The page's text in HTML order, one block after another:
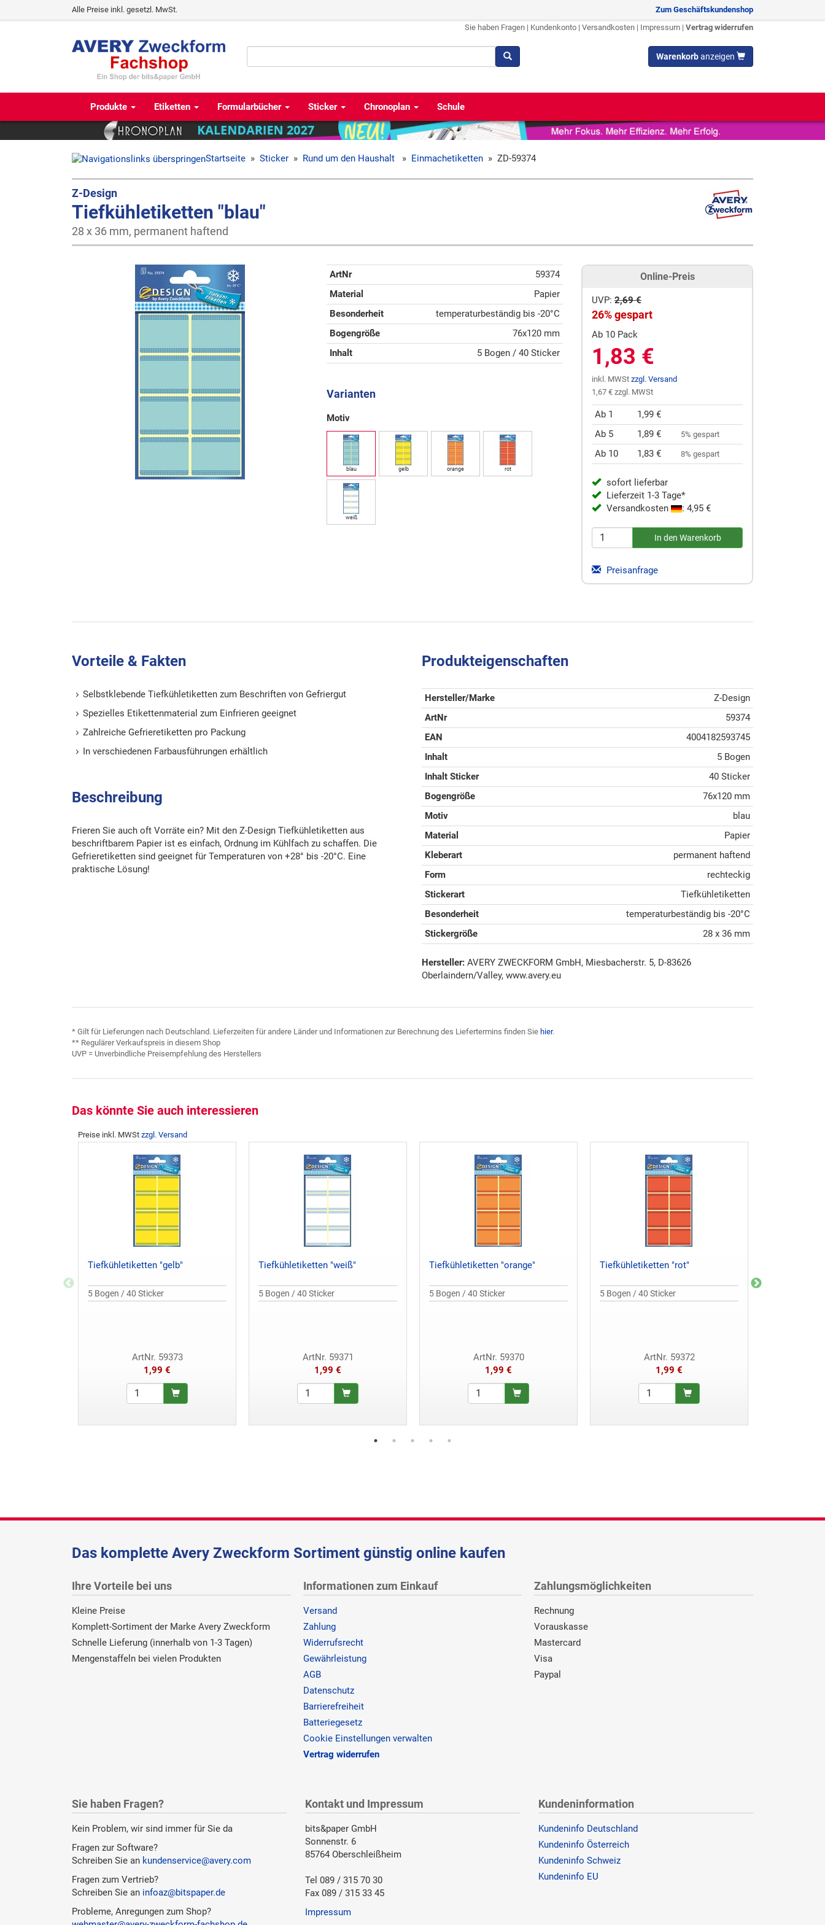
Alle Preise inkl. gesetzl. MwSt.
Zum Geschäftskundenshop
Sie haben Fragen | Kundenkonto | Versandkosten | Impressum | Vertrag widerrufen
Warenkorbanzeigen
Produkte Etiketten Formularbücher Sticker Chronoplan Schule
Startseite » Sticker » Rund um den Haushalt » Einmachetiketten » ZD-59374
Z-Design
Tiefkühletiketten "blau"
28 x 36 mm, permanent haftend
ArtNr
59374
Material
Papier
Besonderheit
temperaturbeständig bis -20°C
Bogengröße
76x120 mm
Inhalt
5 Bogen / 40 Sticker
Varianten
Motiv
blau gelb orange rot
weiß
Online-Preis
UVP: 2,69 €
26% gespart
Ab 10 Pack
1,83 €
inkl. MWSt zzgl. Versand
1,67 € zzgl. MWSt
Ab 1
1,99 €
Ab 5
1,89 € 5% gespart
Ab 10 1,83 € 8% gespart
sofort lieferbar
Lieferzeit 1-3 Tage*
Versandkosten
: 4,95 €
Preisanfrage
Vorteile & Fakten
Selbstklebende Tiefkühletiketten zum Beschriften von Gefriergut
Spezielles Etikettenmaterial zum Einfrieren geeignet
Zahlreiche Gefrieretiketten pro Packung
In verschiedenen Farbausführungen erhältlich
Beschreibung
Frieren Sie auch oft Vorräte ein? Mit den Z-Design Tiefkühletiketten aus
beschriftbarem Papier ist es einfach, Ordnung im Kühlfach zu schaffen. Die
Gefrieretiketten sind geeignet für Temperaturen von +28° bis -20°C. Eine
praktische Lösung!
Produkteigenschaften
Hersteller/Marke
Z-Design
ArtNr
59374
EAN
4004182593745
Inhalt
5 Bogen
Inhalt Sticker
40 Sticker
Bogengröße
76x120 mm
Motiv
blau
Material
Papier
Kleberart
permanent haftend
Form
rechteckig
Stickerart
Tiefkühletiketten
Besonderheit
temperaturbeständig bis -20°C
Stickergröße
28 x 36 mm
Hersteller: AVERY ZWECKFORM GmbH, Miesbacherstr. 5, D-83626
Oberlaindern/Valley, www.avery.eu
* Gilt für Lieferungen nach Deutschland. Lieferzeiten für andere Länder und Informationen zur Berechnung des Liefertermins finden Sie hier.
** Regulärer Verkaufspreis in diesem Shop
UVP = Unverbindliche Preisempfehlung des Herstellers
Das könnte Sie auch interessieren
Preise inkl. MWSt zzgl. Versand
Tiefkühletiketten "gelb"
5 Bogen / 40 Sticker
ArtNr. 59373
1,99 €
Tiefkühletiketten "weiß"
5 Bogen / 40 Sticker
ArtNr. 59371
1,99 €
Tiefkühletiketten "orange"
5 Bogen / 40 Sticker
ArtNr. 59370
1,99 €
Tiefkühletiketten "rot"
5 Bogen / 40 Sticker
ArtNr. 59372
1,99 €
Das komplette Avery Zweckform Sortiment günstig online kaufen
Ihre Vorteile bei uns
Kleine Preise
Komplett-Sortiment der Marke Avery Zweckform
Schnelle Lieferung (innerhalb von 1-3 Tagen)
Mengenstaffeln bei vielen Produkten
Informationen zum Einkauf
Versand
Zahlung
Widerrufsrecht
Gewährleistung
AGB
Datenschutz
Barrierefreiheit
Batteriegesetz
Cookie Einstellungen verwalten
Vertrag widerrufen
Zahlungsmöglichkeiten
Rechnung
Vorauskasse
Mastercard
Visa
Paypal
Sie haben Fragen?
Kein Problem, wir sind immer für Sie da
Fragen zur Software?
Schreiben Sie an kundenservice@avery.com
Fragen zum Vertrieb?
Schreiben Sie an infoaz@bitspaper.de
Probleme, Anregungen zum Shop?
Kontakt und Impressum
bits&paper GmbH
Sonnenstr. 6
85764 Oberschleißheim
Tel 089 / 315 70 30
Fax 089 / 315 33 45
Impressum
Kundeninformation
Kundeninfo Deutschland
Kundeninfo Österreich
Kundeninfo Schweiz
Kundeninfo EU